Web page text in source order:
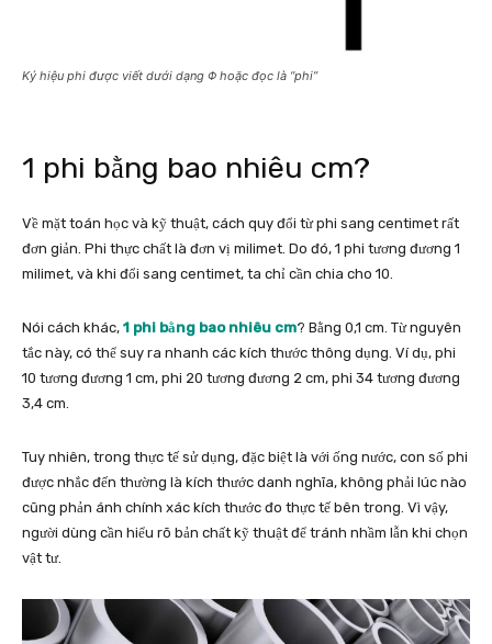
Ký hiệu phi được viết dưới dạng Φ hoặc đọc là “phi”
1 phi bằng bao nhiêu cm?
Về mặt toán học và kỹ thuật, cách quy đổi từ phi sang centimet rất
đơn giản. Phi thực chất là đơn vị milimet. Do đó, 1 phi tương đương 1
milimet, và khi đổi sang centimet, ta chỉ cần chia cho 10.
Nói cách khác, 1 phi bằng bao nhiêu cm? Bằng 0,1 cm. Từ nguyên
tắc này, có thể suy ra nhanh các kích thước thông dụng. Ví dụ, phi
10 tương đương 1 cm, phi 20 tương đương 2 cm, phi 34 tương đương
3,4 cm.
Tuy nhiên, trong thực tế sử dụng, đặc biệt là với ống nước, con số phi
được nhắc đến thường là kích thước danh nghĩa, không phải lúc nào
cũng phản ánh chính xác kích thước đo thực tế bên trong. Vì vậy,
người dùng cần hiểu rõ bản chất kỹ thuật để tránh nhầm lẫn khi chọn
vật tư.